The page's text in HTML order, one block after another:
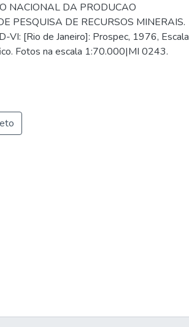
NACIONAL DA PRODUCAO
PESQUISA DE RECURSOS MINERAIS.
VI: [Rio de Janeiro]: Prospec, 1976, Escala
Fotos na escala 1:70.000|MI 0243.